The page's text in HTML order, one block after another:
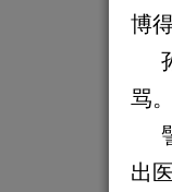
博
骂。
出